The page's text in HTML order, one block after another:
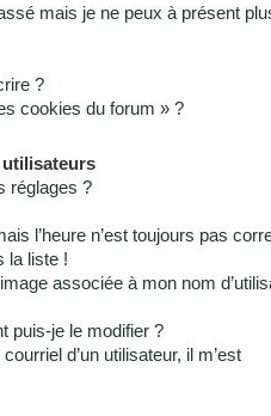
mais je ne peux à présent
?
cookies du forum » ?
utilisateurs
réglages ?
l’heure n’est toujours pas
la liste !
associée à mon nom
puis-je le modifier ?
d’un utilisateur, il m’est